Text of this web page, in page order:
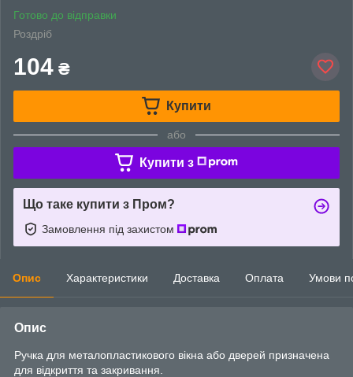
Готово до відправки
Роздріб
104 ₴
Купити
або
Купити з
Що таке купити з Пром?
Замовлення під захистом
Опис Характеристики Доставка Оплата Умови
Опис
Ручка для металопластикового вікна або дверей призначена
для відкриття та закривання.